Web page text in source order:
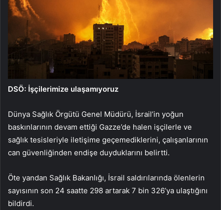
DSÖ: İşçilerimize ulaşamıyoruz
Dünya Sağlık Örgütü Genel Müdürü, İsrail’in yoğun
baskınlarının devam ettiği Gazze’de halen işçilerle ve
sağlık tesisleriyle iletişime geçemediklerini, çalışanlarının
can güvenliğinden endişe duyduklarını belirtti.
Öte yandan Sağlık Bakanlığı, İsrail saldırılarında ölenlerin
sayısının son 24 saatte 298 artarak 7 bin 326’ya ulaştığını
bildirdi.